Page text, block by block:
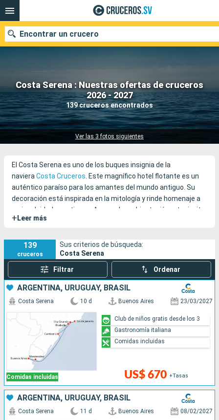
Costa Serena : Nuestras ofertas de cruceros
2026 - 2027
139 cruceros encontrados
Ver las 3 fotos siguientes
Encontrar un crucero
Nuestros destinos
Fecha de salida
El Costa Serena es uno de los buques insignia de la
navieraCosta Cruceros. Este magnífico hotel flotante es un
auténtico paraíso para los amantes del mundo antiguo. Su
decoración está inspirada en la mitología y rinde homenaje a
varias deidades antiguas. Aunque la ambientación retro invita
a viajar en el tiempo, el confort y la seguridad del Costa Serena
posee.
+ Leer más
139
cruceros
Sus criterios de búsqueda:
Costa Serena
Filtrar Ordenar
ARGENTINA, URUGUAY, BRASIL
Comidas incluidas
Costa Serena 10 d Buenos Aires 23/03/2027
US$ 670 +Tasas
Club de niños gratis desde los 3
Gastronomía italiana
Comidas incluidas
ARGENTINA, URUGUAY, BRASIL
Costa Serena 11 d Buenos Aires 08/02/2027